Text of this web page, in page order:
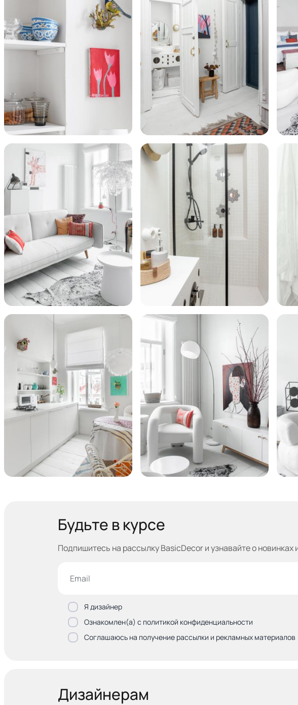
Будьте в курсе
Подпишитесь на рассылку BasicDecor и узнавайтео новинках
Я дизайнер
Ознакомлен(а) с политикой конфиденциальности
Соглашаюсь на получение рассылки и рекламных материалов
Дизайнерам